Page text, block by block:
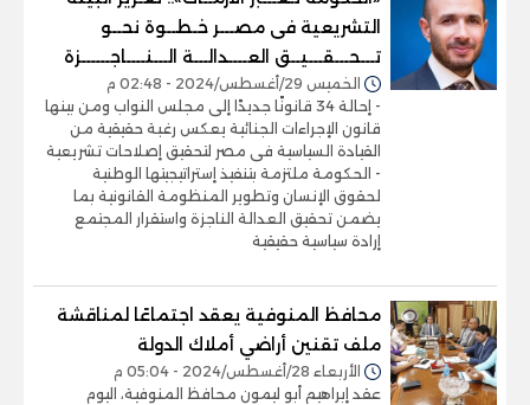
التشريعية فى مصـــر خـطــوة نحــو
تـــحـــقـــيــق العــــدالـــة الـــنــــاجــــــزة
الخميس 29/أغسطس/2024 - 02:48 م
- إحالة 34 قانونًا جديدًا إلى مجلس النواب ومن بينها
قانون الإجراءات الجنائية يعكس رغبة حقيقية من
القيادة السياسية فى مصر لتحقيق إصلاحات تشريعية
- الحكومة ملتزمة بتنفيذ إستراتيجيتها الوطنية
لحقوق الإنسان وتطوير المنظومة القانونية بما
يضمن تحقيق العدالة الناجزة واستقرار المجتمع
إرادة سياسية حقيقية
محافظ المنوفية يعقد اجتماعًا لمناقشة
ملف تقنين أراضي أملاك الدولة
الأربعاء 28/أغسطس/2024 - 05:04 م
عقد إبراهيم أبو ليمون محافظ المنوفية، اليوم